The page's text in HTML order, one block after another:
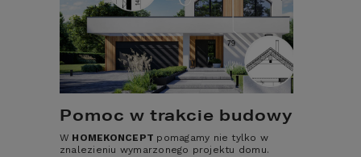
Pomoc w trakcie budowy
W HOMEKONCEPT pomagamy nie tylko w
znalezieniu wymarzonego projektu domu.
we wszystkich pomieszczeniach w
domu temperatura musi być
jednakowa. Wpłynie to na
oszczędność energii i może
skutkować dodatkowymi profitami.
śpi, a organizm szybciej się
regeneruje, kiedy temperatura w